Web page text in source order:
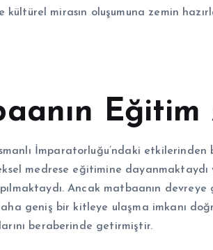
mirasın oluşumuna zemin
Eğitim
İmparatorluğu’ndaki
medrese eğitimine dayanmaktaydı
Ancak matbaanın
geniş bir kitleye ulaşma imkanı
beraberinde getirmiştir.